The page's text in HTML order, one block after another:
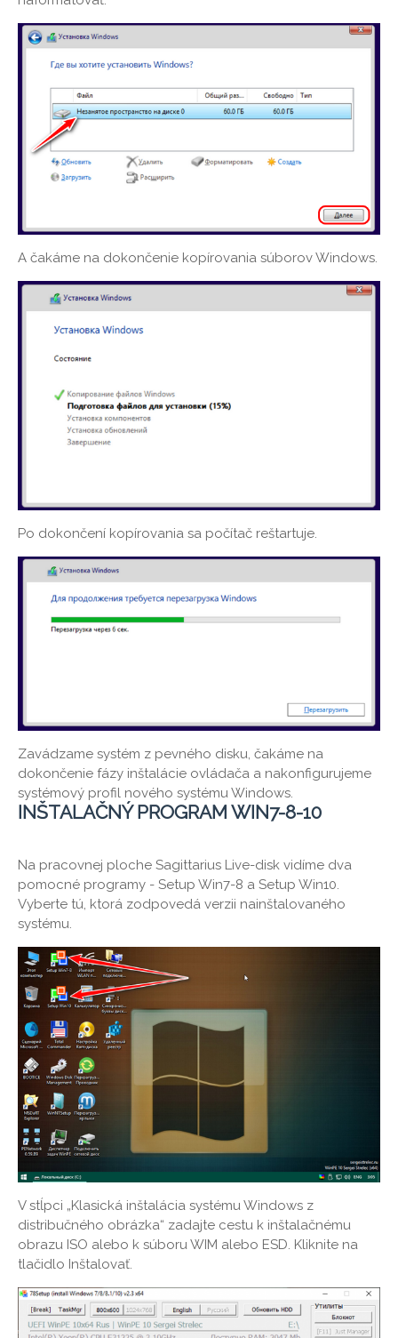
A čakáme na dokončenie kopírovania súborov Windows.
Po dokončení kopírovania sa počítač reštartuje.
Zavádzame systém z pevného disku, čakáme na
dokončenie fázy inštalácie ovládača a nakonfigurujeme
systémový profil nového systému Windows.
INŠTALAČNÝ PROGRAM WIN7-8-10
Na pracovnej ploche Sagittarius Live-disk vidíme dva
pomocné programy - Setup Win7-8 a Setup Win10.
Vyberte tú, ktorá zodpovedá verzii nainštalovaného
systému.
V stĺpci „Klasická inštalácia systému Windows z
distribučného obrázka“ zadajte cestu k inštalačnému
obrazu ISO alebo k súboru WIM alebo ESD. Kliknite na
tlačidlo Inštalovať.